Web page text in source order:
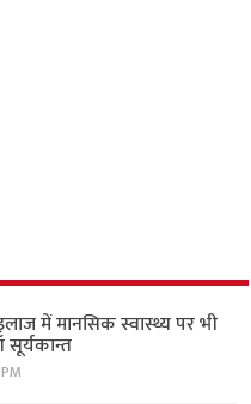
में मानसिक स्वास्थ्य पर भी
सूर्यकान्त